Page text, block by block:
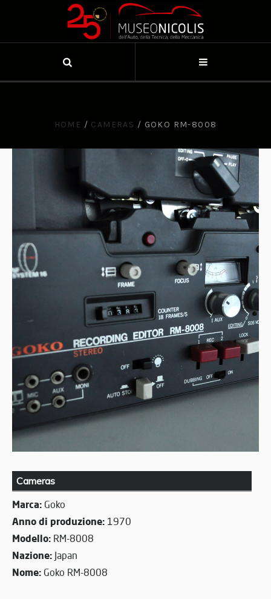
HOME / CAMERAS / GOKO RM-8008
Cameras
Marca: Goko
Anno di produzione: 1970
Modello: RM-8008
Nazione: Japan
Nome: Goko RM-8008